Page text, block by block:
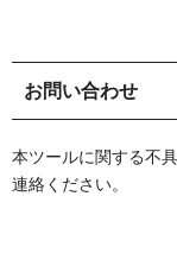
お問い合わせ
本ツールに関する不
連絡ください。